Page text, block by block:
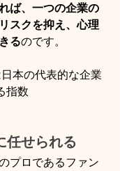
ば、一つの企業の
スクを抑え、心理
るのです。
本の代表的な企業
指数
任せられる
プロであるファン